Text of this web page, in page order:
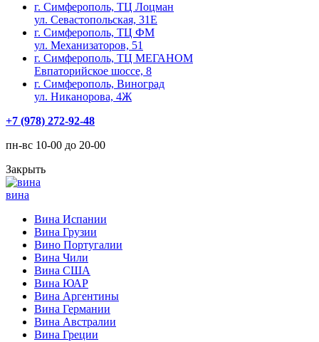
г. Симферополь, ТЦ Лоцман
ул. Севастопольская, 31Е
г. Симферополь, ТЦ ФМ
ул. Механизаторов, 51
г. Симферополь, ТЦ МЕГАНОМ
Евпаторийское шоссе, 8
г. Симферополь, Виноград
ул. Никанорова, 4Ж
+7 (978) 272-92-48
пн-вс 10-00 до 20-00
Закрыть
вина
Вина Испании
Вина Грузии
Вино Португалии
Вина Чили
Вина США
Вина ЮАР
Вина Аргентины
Вина Германии
Вина Австралии
Вина Греции